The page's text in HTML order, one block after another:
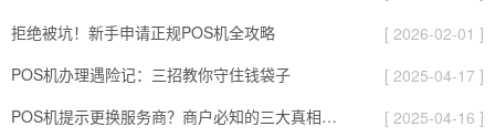
拒绝被坑！新手申请正规POS机全攻略
[ 2026-02-01 ]
POS机办理遇险记：三招教你守住钱袋子
[ 2025-04-17 ]
POS机提示更换服务商？商户必知的三大真相与应对策略
[ 2025-04-16 ]